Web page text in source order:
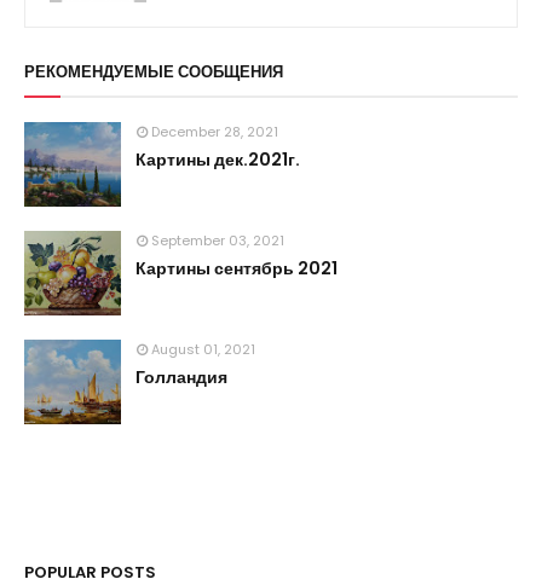
РЕКОМЕНДУЕМЫЕ СООБЩЕНИЯ
December 28, 2021
Картины дек.2021г.
September 03, 2021
Картины сентябрь 2021
August 01, 2021
Голландия
POPULAR POSTS